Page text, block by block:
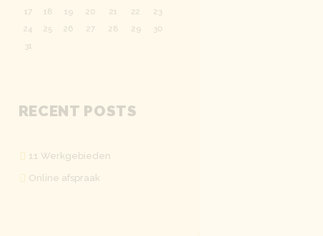
17
18 19 20 21 22
23
24
25 26 27 28 29
30
31
RECENT POSTS
11 Werkgebieden
Online afspraak